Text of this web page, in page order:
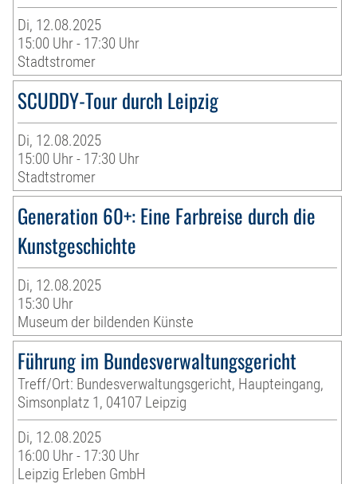
Di, 12.08.2025
15:00 Uhr - 17:30 Uhr
Stadtstromer
SCUDDY-Tour durch Leipzig
Di, 12.08.2025
15:00 Uhr - 17:30 Uhr
Stadtstromer
Generation 60+: Eine Farbreise durch die
Kunstgeschichte
Di, 12.08.2025
15:30 Uhr
Museum der bildenden Künste
Führung im Bundesverwaltungsgericht
Treff/Ort: Bundesverwaltungsgericht, Haupteingang,
Simsonplatz 1, 04107 Leipzig
Di, 12.08.2025
16:00 Uhr - 17:30 Uhr
Leipzig Erleben GmbH